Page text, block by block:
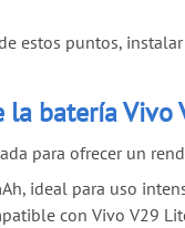
estos puntos,
la batería Vivo
para ofrecer un
ideal para uso
con Vivo V29